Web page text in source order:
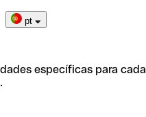
pt
específicas para cada